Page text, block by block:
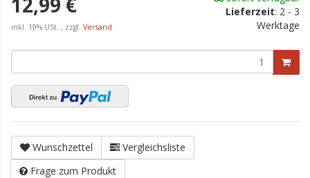
inkl. 19% USt. , zzgl. Versand
Lieferzeit: 2 - 3
Werktage
Wunschzettel
Vergleichsliste
Frage zum Produkt